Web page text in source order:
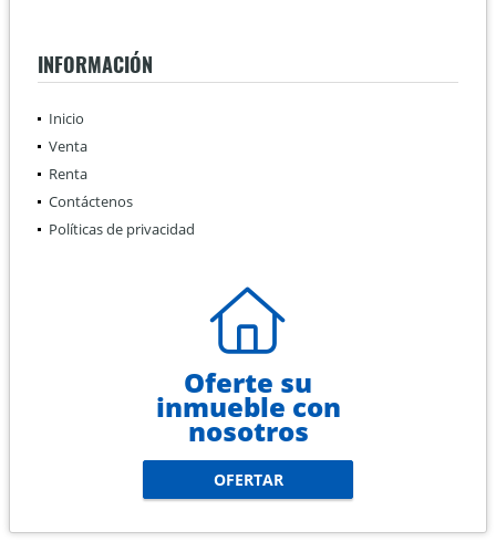
INFORMACIÓN
Inicio
Venta
Renta
Contáctenos
Políticas de privacidad
Oferte su
inmueble con
nosotros
OFERTAR